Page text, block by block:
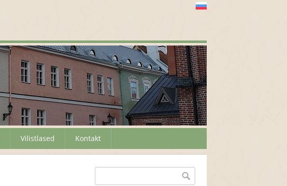
Vilistlased Kontakt
Otsinguvorm